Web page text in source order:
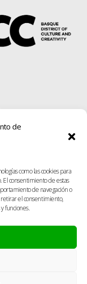
de
como las cookies para
El consentimiento de estas
de navegación o
retirar el consentimiento,
funciones.